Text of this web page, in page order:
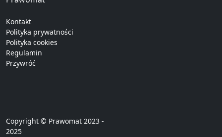
Kontakt
Polityka prywatności
Polityka cookies
Regulamin
Przywróć
Copyright © Prawomat 2023 -
2025